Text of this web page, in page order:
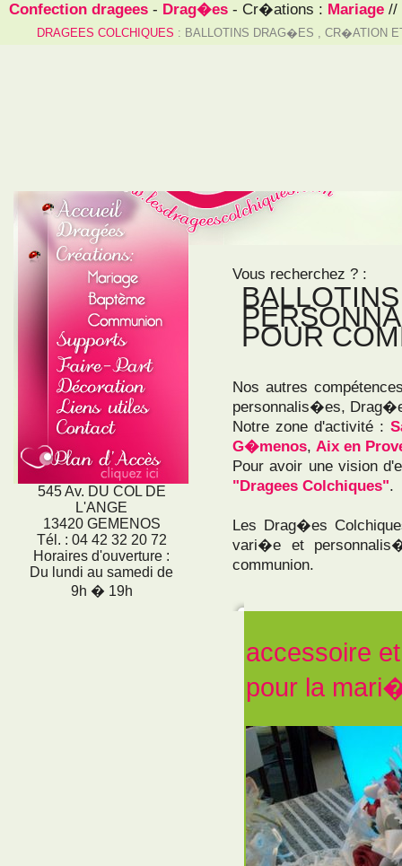
Confection dragees - Drag�es - Cr�ations : Mariage //
DRAGEES COLCHIQUES : BALLOTINS DRAG�ES , CR�ATION
545 Av. DU COL DE
L'ANGE
13420 GEMENOS
Tél. : 04 42 32 20 72
Horaires d'ouverture :
Du lundi au samedi de
9h � 19h
Vous recherchez ? :
POUR
Nos autres
personnalis�es,
Notre zone d'activité :
G�menos, Aix en
Pour avoir une vision
"Dragees Colchiques".
Les Drag�es
vari�e et
communion.
accessoire
pour la